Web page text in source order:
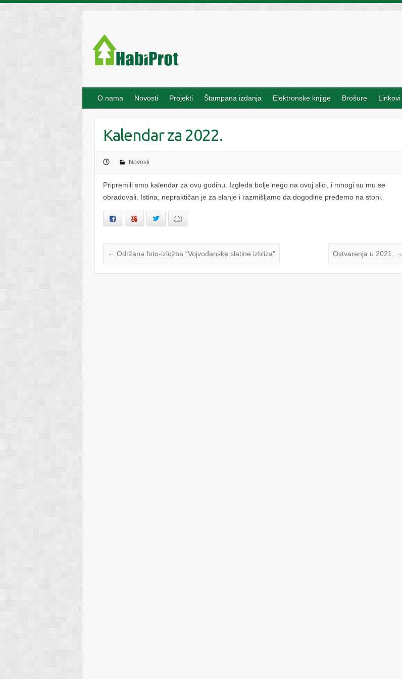
O nama Novosti Projekti Štampana izdanja Elektronske knjige Brošure Linkovi
Kalendar za 2022.
Novosti
Pripremili smo kalendar za ovu godinu. Izgleda bolje nego na ovoj slici, i mnogi su mu se
obradovali. Istina, nepraktičan je za slanje i razmišljamo da dogodine pređemo na stoni.
Facebook Google+ Twitter
← Održana foto-izložba “Vojvođanske slatine izbliza” Ostvarenja u 2021. →